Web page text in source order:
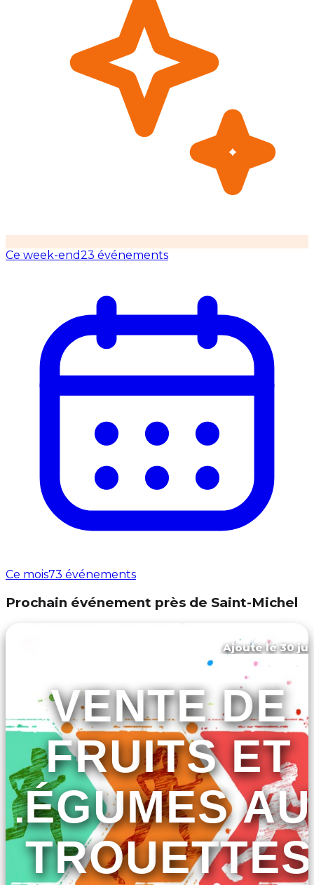
Ce week-end23 événements
Ce mois73 événements
Prochain événement près de Saint-Michel
Ajouté le 30
VENTE DE
FRUITS ET
TROUETTES